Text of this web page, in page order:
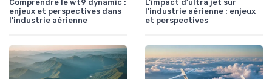
Comprendre le wt9 dynamic :
enjeux et perspectives dans
l'industrie aérienne
L'impact d'ultra jet sur
l'industrie aérienne : enjeux
et perspectives